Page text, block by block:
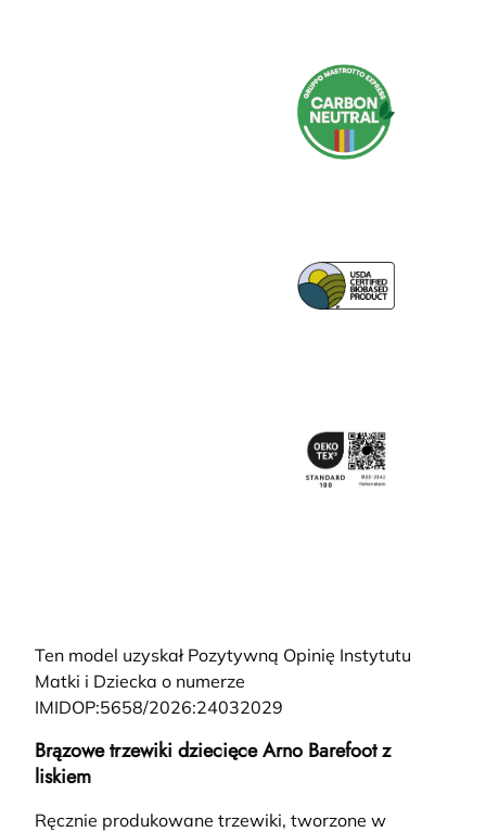
Ten model uzyskał Pozytywną Opinię Instytutu
Matki i Dziecka o numerze
IMIDOP:5658/2026:24032029
Brązowe trzewiki dziecięce Arno Barefoot z
liskiem
Ręcznie produkowane trzewiki, tworzone w